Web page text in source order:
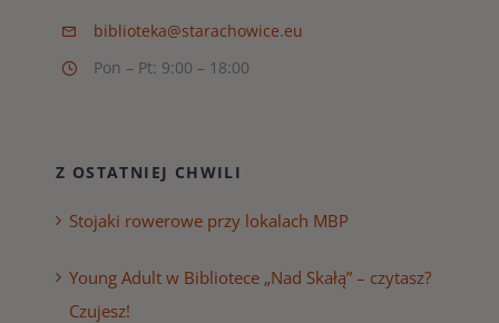
biblioteka@starachowice.eu
Pon – Pt: 9:00 – 18:00
Z OSTATNIEJ CHWILI
Stojaki rowerowe przy lokalach MBP
Young Adult w Bibliotece „Nad Skałą” – czytasz?
Czujesz!